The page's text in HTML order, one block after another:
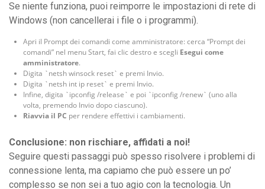
Se niente funziona, puoi reimporre le impostazioni di rete di
Windows (non cancellerai i file o i programmi).
Apri il Prompt dei comandi come amministratore: cerca “Prompt dei
comandi” nel menu Start, fai clic destro e scegli Esegui come
amministratore.
Digita `netsh winsock reset` e premi Invio.
Digita `netsh int ip reset` e premi Invio.
Infine, digita `ipconfig /release` e poi `ipconfig /renew` (uno alla
volta, premendo Invio dopo ciascuno).
Riavvia il PC per rendere effettivi i cambiamenti.
Conclusione: non rischiare, affidati a noi!
Seguire questi passaggi può spesso risolvere i problemi di
connessione lenta, ma capiamo che può essere un po’
complesso se non sei a tuo agio con la tecnologia. Un